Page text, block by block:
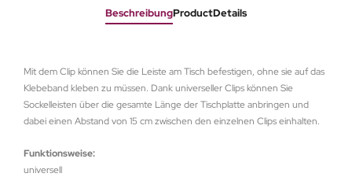
BeschreibungProductDetails
Mit dem Clip können Sie die Leiste am Tisch befestigen, ohne sie auf das
Klebeband kleben zu müssen. Dank universeller Clips können Sie
Sockelleisten über die gesamte Länge der Tischplatte anbringen und
dabei einen Abstand von 15 cm zwischen den einzelnen Clips einhalten.
Funktionsweise:
universell